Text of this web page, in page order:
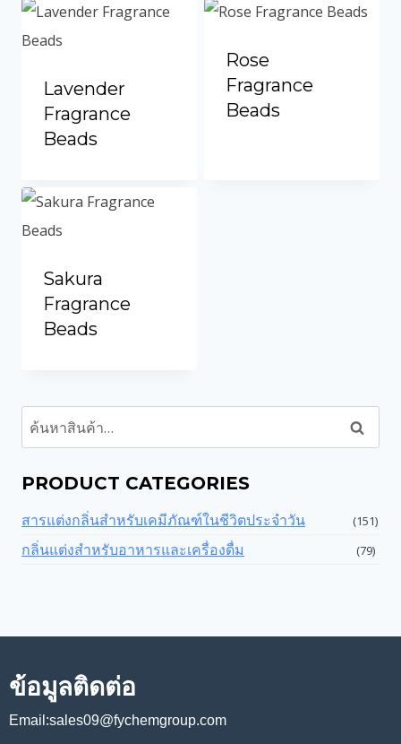
Lavender
Fragrance
Beads
Rose
Fragrance
Beads
Sakura
Fragrance
Beads
ค้นหา
PRODUCT CATEGORIES
สารแต่งกลิ่นสำหรับเคมีภัณฑ์ในชีวิตประจำวัน (151)
กลิ่นแต่งสำหรับอาหารและเครื่องดื่ม (79)
ข้อมูลติดต่อ
Email:sales09@fychemgroup.com
Vietnamese
Spanish (Colombia)